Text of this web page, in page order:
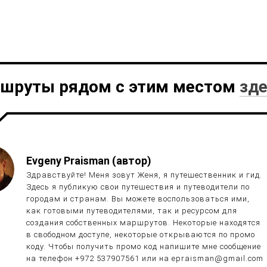
рядом с этим местом
Evgeny Praisman (автор)
Здравствуйте! Меня зовут Женя, я путешественник и гид.
Здесь я публикую свои путешествия и путеводители по
городам и странам. Вы можете воспользоваться ими,
как готовыми путеводителями, так и ресурсом для
создания собственных маршрутов. Некоторые находятся
в свободном доступе, некоторые открываются по промо
коду. Чтобы получить промо код напишите мне сообщение
на телефон +972 537907561 или на epraisman@gmail.com